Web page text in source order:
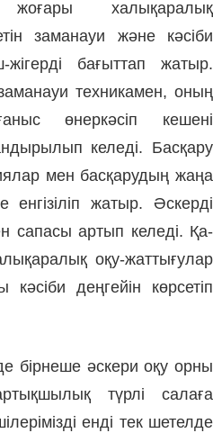
халықаралық
заманауи және кәсіби
бағыттап жатыр.
техникамен, оның
өнеркәсіп кешені
келеді. Басқару
мен басқарудың жаңа
енгізіліп жатыр. Әскерді
сапасы артып келеді. Қа­
оқу-жаттығулар
деңгейін көрсетіп
бірнеше әскери оқу орны
түрлі салаға
енді тек шетел­де